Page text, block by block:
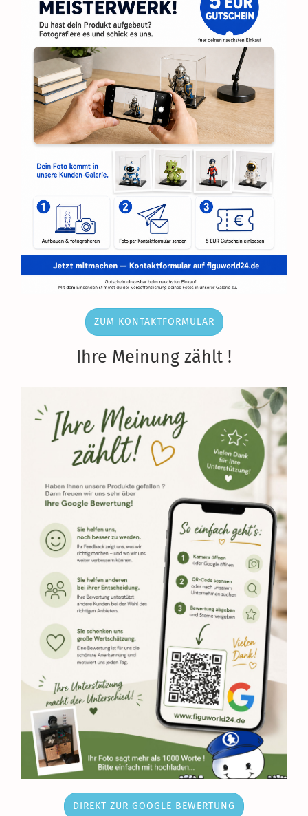
ZUM KONTAKTFORMULAR
Ihre Meinung zählt !
DIREKT ZUR GOOGLE BEWERTUNG